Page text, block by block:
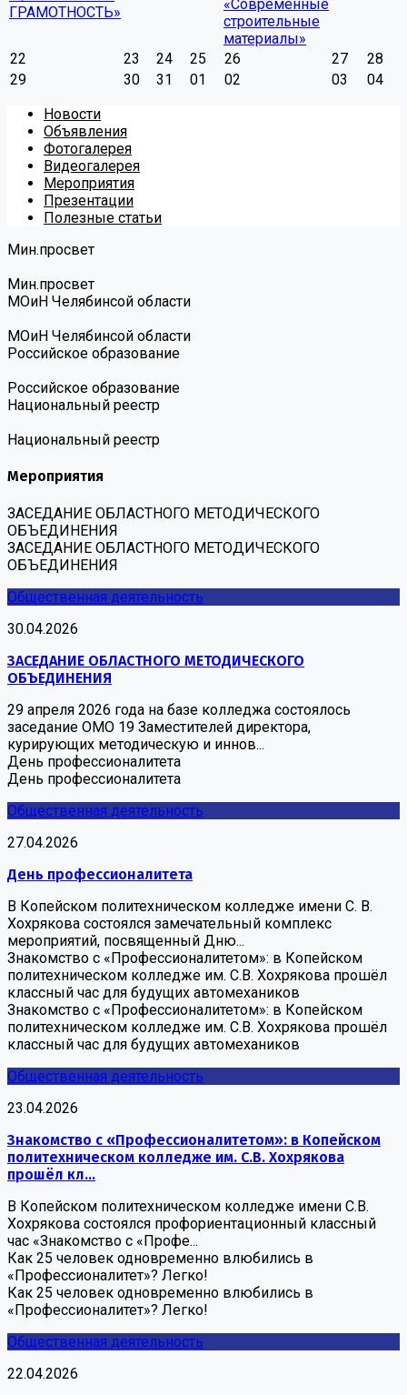
ГРАМОТНОСТЬ»
«Современные
строительные
материалы»
22
23 24 25 26 27
28
29
30 31 01 02 03
04
Новости
Объявления
Фотогалерея
Видеогалерея
Мероприятия
Презентации
Полезные статьи
Мин.просвет
Мин.просвет
МОиН Челябинсой области
МОиН Челябинсой области
Российское образование
Российское образование
Национальный реестр
Национальный реестр
Мероприятия
ЗАСЕДАНИЕ ОБЛАСТНОГО МЕТОДИЧЕСКОГО
ОБЪЕДИНЕНИЯ
ЗАСЕДАНИЕ ОБЛАСТНОГО МЕТОДИЧЕСКОГО
ОБЪЕДИНЕНИЯ
Общественная деятельность
30.04.2026
ЗАСЕДАНИЕ ОБЛАСТНОГО МЕТОДИЧЕСКОГО
ОБЪЕДИНЕНИЯ
29 апреля 2026 года на базе колледжа состоялось
заседание ОМО 19 Заместителей директора,
курирующих методическую и иннов...
День профессионалитета
День профессионалитета
Общественная деятельность
27.04.2026
День профессионалитета
В Копейском политехническом колледже имени С. В.
Хохрякова состоялся замечательный комплекс
мероприятий, посвященный Дню...
Знакомство с «Профессионалитетом»: в Копейском
политехническом колледже им. С.В. Хохрякова прошёл
классный час для будущих автомехаников
Знакомство с «Профессионалитетом»: в Копейском
политехническом колледже им. С.В. Хохрякова прошёл
классный час для будущих автомехаников
Общественная деятельность
23.04.2026
Знакомство с «Профессионалитетом»: в Копейском
политехническом колледже им. С.В. Хохрякова
прошёл кл...
В Копейском политехническом колледже имени С.В.
Хохрякова состоялся профориентационный классный
час «Знакомство с «Профе...
Как 25 человек одновременно влюбились в
«Профессионалитет»? Легко!
Как 25 человек одновременно влюбились в
«Профессионалитет»? Легко!
Общественная деятельность
22.04.2026